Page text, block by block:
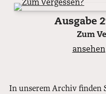
Ausgabe
Zum
ansehen
In unserem Archiv finden